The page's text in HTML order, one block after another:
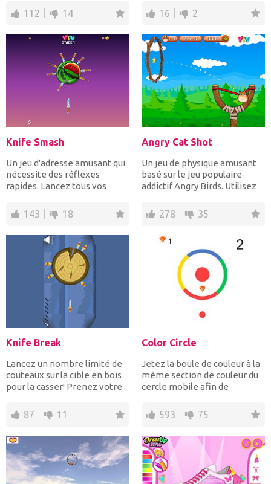
112 14 16 2
Knife Smash
Un jeu d'adresse amusant qui
nécessite des réflexes
rapides. Lancez tous vos
143 18
Angry Cat Shot
Un jeu de physique amusant
basé sur le jeu populaire
addictif Angry Birds. Utilisez
278 35
Knife Break
Lancez un nombre limité de
couteaux sur la cible en bois
pour la casser! Prenez votre
87 11
Color Circle
Jetez la boule de couleur à la
même section de couleur du
cercle mobile afin de
593 75